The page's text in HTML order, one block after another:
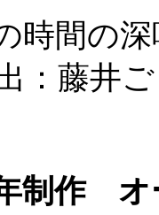
時間の深
：藤井ご
制作 オ